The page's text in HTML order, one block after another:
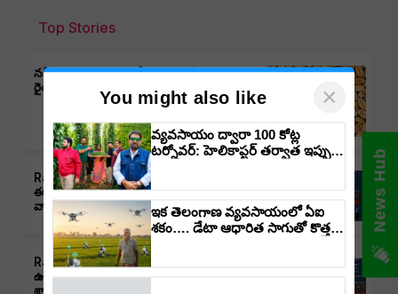
Top Stories
నకిలీ విత్తనాలు అమ్మితే ఆ యాక్టు కింద శిక్ష,
రైతుల భద్రతకు సీఎం రేవంత్ రెడ్డి కీలక చర్యలు
Rain Alert: తెలంగాణలో వర్షాలు,
ఈదురుగాలులు, తుఫాన్లు వచ్చే అవకాశం:
వాతావరణ శాఖ హెచ్చరిక
Rain Alert : ఆంధ్రప్రదేశ్‌లో వర్షాలు,
ఉరుములు, ఈదురుగాలుల ముప్పు: వాతావరణ
శాఖ హెచ్చరిక
News Hub
You might also like ×
వ్యవసాయం ద్వారా 100 కోట్ల
టర్నోవర్: హెలికాప్టర్ తర్వాత ఇప్పుడు
ఇక తెలంగాణ వ్యవసాయంలో ఏఐ
శకం…. డేటా ఆధారిత సాగుతో కొత్త